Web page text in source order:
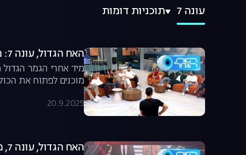
עונה 7 תוכניות דומות
האח הגדול, עונה 7: פגישת מחזור
מיד אחרי הגמר
מוכנים לפתוח את
20.9.2025
האח הגדול, עונה 7, פרק 67: הגמר הגדול מכולם!